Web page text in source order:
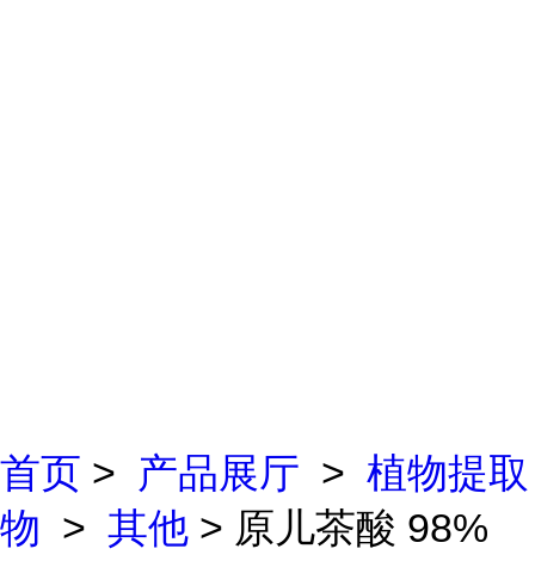
首页 > 产品展厅 > 植物提取
物 > 其他 > 原儿茶酸 98%